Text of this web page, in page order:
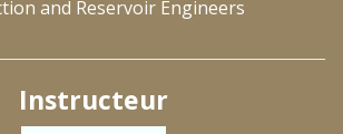
and Reservoir Engineers
Instructeur